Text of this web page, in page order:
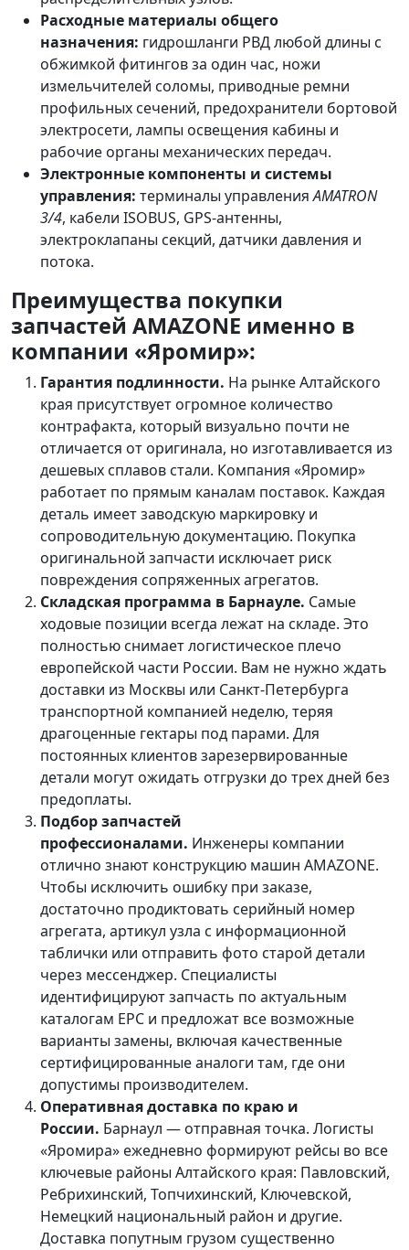
Расходные материалы общего
назначения: гидрошланги РВД любой длины с
обжимкой фитингов за один час, ножи
измельчителей соломы, приводные ремни
профильных сечений, предохранители бортовой
электросети, лампы освещения кабины и
рабочие органы механических передач.
Электронные компоненты и системы
управления: терминалы управленияAMATRON
3/4, кабели ISOBUS, GPS-антенны,
электроклапаны секций, датчики давления и
потока.
Преимущества покупки
запчастей AMAZONE именно в
компании «Яромир»:
Гарантия подлинности. На рынке Алтайского
края присутствует огромное количество
контрафакта, который визуально почти не
отличается от оригинала, но изготавливается из
дешевых сплавов стали. Компания «Яромир»
работает по прямым каналам поставок. Каждая
деталь имеет заводскую маркировку и
сопроводительную документацию. Покупка
оригинальной запчасти исключает риск
повреждения сопряженных агрегатов.
Складская программа в Барнауле. Самые
ходовые позиции всегда лежат на складе. Это
полностью снимает логистическое плечо
европейской части России. Вам не нужно ждать
доставки из Москвы или Санкт-Петербурга
транспортной компанией неделю, теряя
драгоценные гектары под парами. Для
постоянных клиентов зарезервированные
детали могут ожидать отгрузки до трех дней без
предоплаты.
Подбор запчастей
профессионалами. Инженеры компании
отлично знают конструкцию машин AMAZONE.
Чтобы исключить ошибку при заказе,
достаточно продиктовать серийный номер
агрегата, артикул узла с информационной
таблички или отправить фото старой детали
через мессенджер. Специалисты
идентифицируют запчасть по актуальным
каталогам EPC и предложат все возможные
варианты замены, включая качественные
сертифицированные аналоги там, где они
допустимы производителем.
Оперативная доставка по краю и
России. Барнаул — отправная точка. Логисты
«Яромира» ежедневно формируют рейсы во все
ключевые районы Алтайского края: Павловский,
Ребрихинский, Топчихинский, Ключевской,
Немецкий национальный район и другие.
Доставка попутным грузом существенно